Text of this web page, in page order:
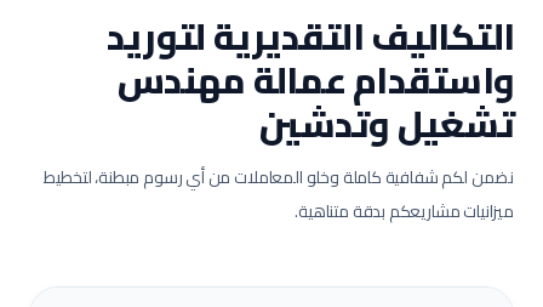
التكاليف التقديرية لتوريد
واستقدام عمالةمهندس
تشغيل وتدشين
نضمن لكم شفافية كاملة وخلو المعاملات من أي رسوم مبطنة، لتخطيط
ميزانيات مشاريعكم بدقة متناهية.